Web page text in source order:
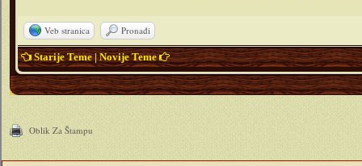
Veb stranica Pronađi
Starije Teme|Novije Teme
Oblik Za Štampu